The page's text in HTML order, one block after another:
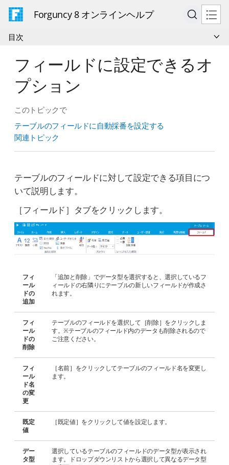
Forguncy 8 オンラインヘルプ
目次
フィールドに設定できるオ
プション
このトピックで
テーブルのフィールドに自動採番を設定する
関連トピック
テーブルのフィールドに対して設定できる項目につ
いて説明します。
［フィールド］タブをクリックします。
フィ
ール
ドの
追加
「追加と削除」でデータ型を選択すると、選択しているフ
ィールドの右隣りにテーブルの新しいフィールドが作成さ
れます。
フィ
ール
ドの
削除
テーブルのフィールドを選択して［削除］をクリックしま
す。※テーブルのフィールド内のデータも削除されるので
ご注意ください。
フィ
ール
ド名
の変
更
［名前］をクリックしてテーブルのフィールド名を変更し
ます。
既定
値
［既定値］をクリックして値を設定します。
デー
タ型
選択しているテーブルのフィールドのデータ型が表示され
ます。ドロップダウンリストから選択して異なるデータ型